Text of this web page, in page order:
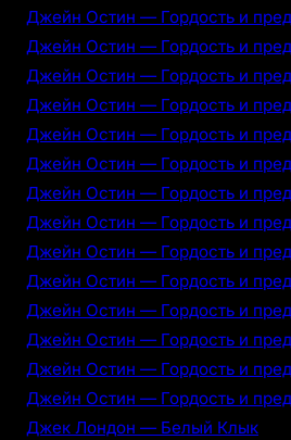
Джейн Остин — Гордость и
Джейн Остин — Гордость и
Джейн Остин — Гордость и
Джейн Остин — Гордость и
Джейн Остин — Гордость и
Джейн Остин — Гордость и
Джейн Остин — Гордость и
Джейн Остин — Гордость и
Джейн Остин — Гордость и
Джейн Остин — Гордость и
Джейн Остин — Гордость и
Джейн Остин — Гордость и
Джейн Остин — Гордость и
Джейн Остин — Гордость и
Джек Лондон — Белый Клык